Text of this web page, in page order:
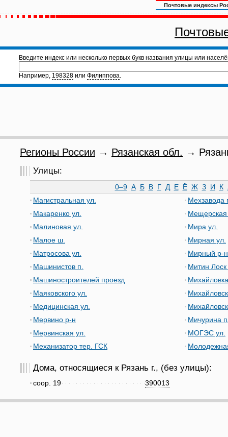
Почтовые индексы
Введите индекс или несколько первых букв названия улицы или
Например, 198328 или Филиппова.
Регионы России → Рязанская обл. →
Улицы:
0–9 А Б В Г Д Е Ё Ж З И К
Магистральная ул.
Макаренко ул.
Малиновая ул.
Малое ш.
Матросова ул.
Машинистов п.
Машиностроителей проезд
Маяковского ул.
Медицинская ул.
Мервино р-н
Мервинская ул.
Механизатор тер. ГСК
Мехзавода
Мещерская
Мира ул.
Мирная ул.
Мирный р-н
Митин Лоск
Мичурина
МОГЭС ул.
Дома, относящиеся к Рязань г., (без улицы):
390013
соор. 19